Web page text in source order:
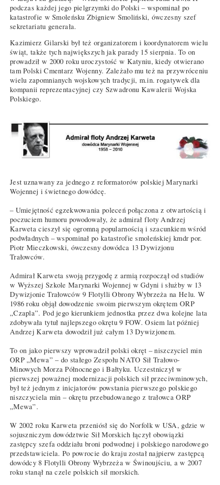
podczas każdej jego pielgrzymki do Polski – wspominał po
katastrofie w Smoleńsku Zbigniew Smoliński, ówczesny szef
sekretariatu generała.
Kazimierz Gilarski był też organizatorem i koordynatorem wielu
świąt, także tych największych jak parady 15 sierpnia. To on
prowadził w 2000 roku uroczystość w Katyniu, kiedy otwierano
tam Polski Cmentarz Wojenny. Zależało mu też na przywróceniu
wielu zapomnianych wojskowych tradycji, m.in. rogatywek dla
kompanii reprezentacyjnej czy Szwadronu Kawalerii Wojska
Polskiego.
Jest uznawany za jednego z reformatorów polskiej Marynarki
Wojennej i świetnego dowódcę.
– Umiejętność egzekwowania poleceń połączona z otwartością i
poczuciem humoru powodowały, że admirał floty Andrzej
Karweta cieszył się ogromną popularnością i szacunkiem wśród
podwładnych – wspominał po katastrofie smoleńskiej kmdr por.
Piotr Mieczkowski, ówczesny dowódca 13 Dywizjonu
Trałowców.
Admirał Karweta swoją przygodę z armią rozpoczął od studiów
w Wyższej Szkole Marynarki Wojennej w Gdyni i służby w 13
Dywizjonie Trałowców 9 Flotylli Obrony Wybrzeża na Helu. W
1986 roku objął dowodzenie swoim pierwszym okrętem ORP
„Czapla”. Pod jego kierunkiem jednostka przez dwa kolejne lata
zdobywała tytuł najlepszego okrętu 9 FOW. Osiem lat później
Andrzej Karweta dowodził już całym 13 Dywizjonem.
To on jako pierwszy wprowadził polski okręt – niszczyciel min
ORP „Mewa” – do stałego Zespołu NATO Sił Trałowo-
Minowych Morza Północnego i Bałtyku. Uczestniczył w
pierwszej poważnej modernizacji polskich sił przeciwminowych,
był też jednym z inicjatorów powstania pierwszego polskiego
niszczyciela min – okrętu przebudowanego z trałowca ORP
„Mewa”.
W 2002 roku Karweta przeniósł się do Norfolk w USA, gdzie w
sojuszniczym dowództwie Sił Morskich łączył obowiązki
zastępcy szefa oddziału broni podwodnej i polskiego narodowego
przedstawiciela. Po powrocie do kraju został najpierw zastępcą
dowódcy 8 Flotylli Obrony Wybrzeża w Świnoujściu, a w 2007
roku stanął na czele polskich sił morskich.